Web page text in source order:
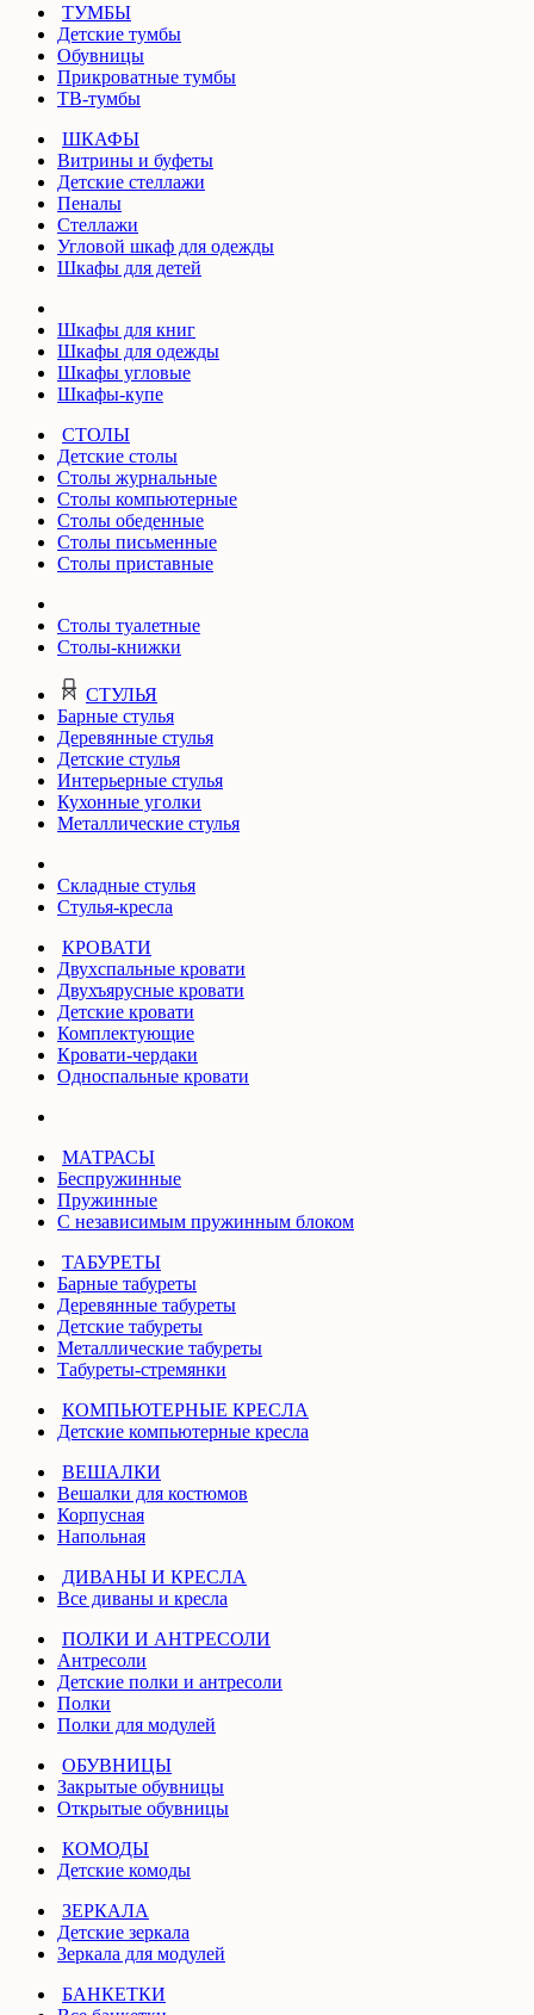
ТУМБЫ
Детские тумбы
Обувницы
Прикроватные тумбы
ТВ-тумбы
ШКАФЫ
Витрины и буфеты
Детские стеллажи
Пеналы
Стеллажи
Угловой шкаф для одежды
Шкафы для детей
Шкафы для книг
Шкафы для одежды
Шкафы угловые
Шкафы-купе
СТОЛЫ
Детские столы
Столы журнальные
Столы компьютерные
Столы обеденные
Столы письменные
Столы приставные
Столы туалетные
Столы-книжки
СТУЛЬЯ
Барные стулья
Деревянные стулья
Детские стулья
Интерьерные стулья
Кухонные уголки
Металлические стулья
Складные стулья
Стулья-кресла
КРОВАТИ
Двухспальные кровати
Двухъярусные кровати
Детские кровати
Комплектующие
Кровати-чердаки
Односпальные кровати
МАТРАСЫ
Беспружинные
Пружинные
С независимым пружинным блоком
ТАБУРЕТЫ
Барные табуреты
Деревянные табуреты
Детские табуреты
Металлические табуреты
Табуреты-стремянки
КОМПЬЮТЕРНЫЕ КРЕСЛА
Детские компьютерные кресла
ВЕШАЛКИ
Вешалки для костюмов
Корпусная
Напольная
ДИВАНЫ И КРЕСЛА
Все диваны и кресла
ПОЛКИ И АНТРЕСОЛИ
Антресоли
Детские полки и антресоли
Полки
Полки для модулей
ОБУВНИЦЫ
Закрытые обувницы
Открытые обувницы
КОМОДЫ
Детские комоды
ЗЕРКАЛА
Детские зеркала
Зеркала для модулей
БАНКЕТКИ